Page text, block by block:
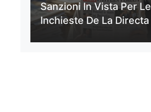
Sanzioni In Vista Per Le
Inchieste De La Directa